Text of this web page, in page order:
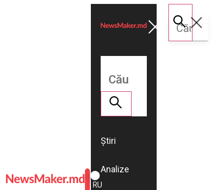
ROMÂNĂ
RU
Știri
Analize